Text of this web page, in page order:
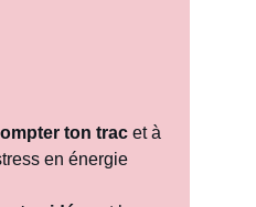
ton trac et à
en énergie